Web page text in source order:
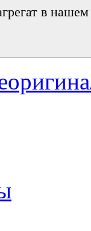
в нашем